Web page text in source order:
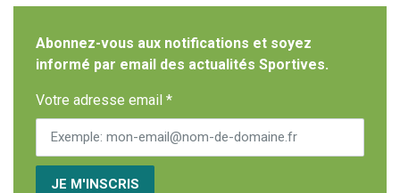
Abonnez-vous aux notifications et soyez
informé par email des actualités Sportives.
Votre adresse email *
JE M'INSCRIS